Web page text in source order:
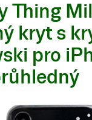
Thing
kryt s
pro